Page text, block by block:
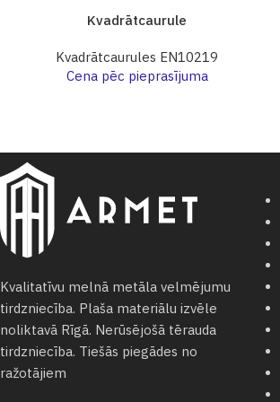
Kvadrātcaurule
Kvadrātcaurules EN10219
Cena pēc pieprasījuma
Kvalitatīvu melnā metāla velmējumu
tirdzniecība. Plaša materiālu izvēle
noliktavā Rīgā. Nerūsējošā tērauda
tirdzniecība. Tiešās piegādes no
ražotājiem